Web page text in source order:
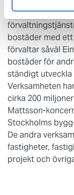
Einar Mattsson
bostäder med
förvaltar såväl
bostäder för
ständigt utveckla
Verksamheten
cirka 200
Mattsson-
Stockholms
De andra
fastigheter,
projekt och